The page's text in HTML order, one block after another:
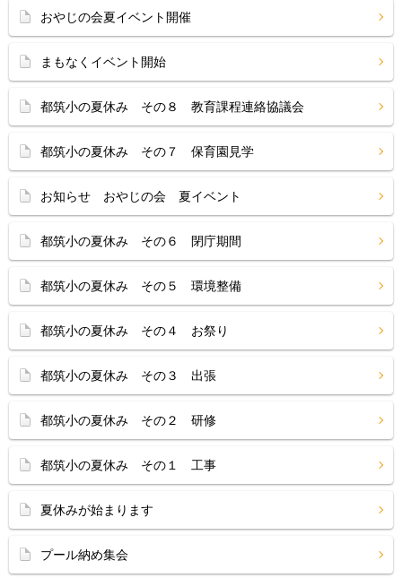
おやじの会夏イベント開催
まもなくイベント開始
都筑小の夏休み その８ 教育課程連絡協議会
都筑小の夏休み その７ 保育園見学
お知らせ おやじの会 夏イベント
都筑小の夏休み その６ 閉庁期間
都筑小の夏休み その５ 環境整備
都筑小の夏休み その４ お祭り
都筑小の夏休み その３ 出張
都筑小の夏休み その２ 研修
都筑小の夏休み その１ 工事
夏休みが始まります
プール納め集会